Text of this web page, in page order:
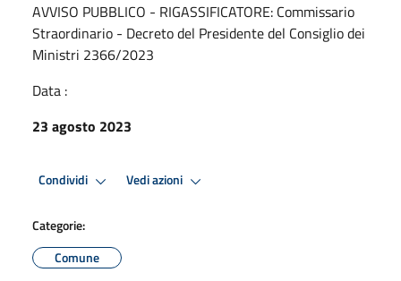
AVVISO PUBBLICO - RIGASSIFICATORE: Commissario
Straordinario - Decreto del Presidente del Consiglio dei
Ministri 2366/2023
Data :
23 agosto 2023
Condividi Vedi azioni
Categorie:
Comune